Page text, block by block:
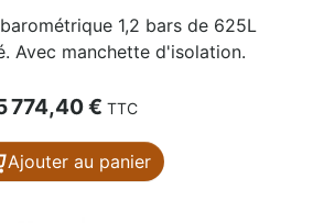
1,2 bars de 625L
Avec manchette d'isolation.
774,40 € TTC
Ajouter au panier